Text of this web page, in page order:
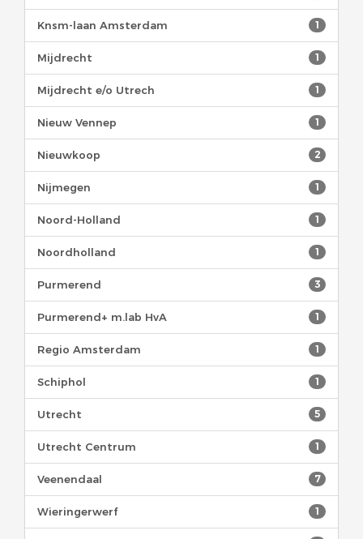
1
Knsm-laan Amsterdam
1
Mijdrecht
1
Mijdrecht e/o Utrech
1
Nieuw Vennep
2
Nieuwkoop
1
Nijmegen
1
Noord-Holland
1
Noordholland
3
Purmerend
1
Purmerend+ m.lab HvA
1
Regio Amsterdam
1
Schiphol
5
Utrecht
1
Utrecht Centrum
7
Veenendaal
1
Wieringerwerf